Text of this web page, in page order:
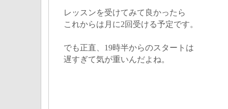
レッスンを受けてみて良かったら
これからは月に2回受ける予定です。
でも正直、19時半からのスタートは
遅すぎて気が重いんだよね。